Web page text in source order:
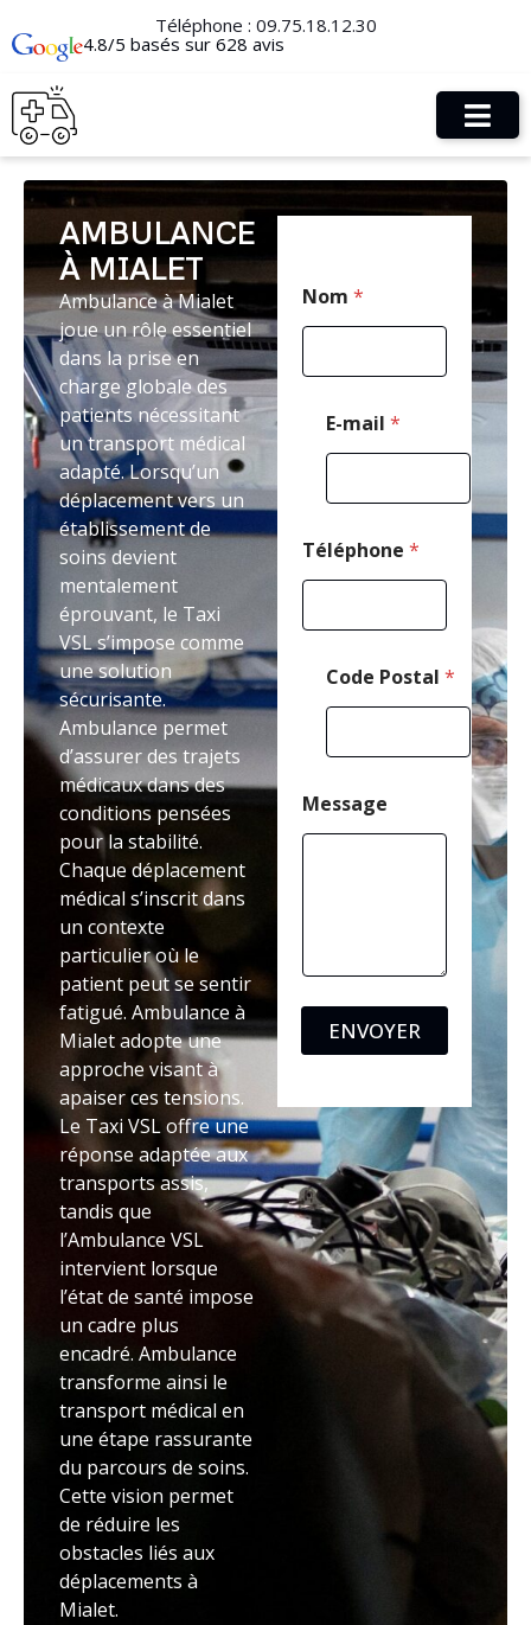
Téléphone : 09.75.18.12.30
4.8/5 basés sur 628 avis
AMBULANCE
À MIALET
Ambulance à Mialet
joue un rôle essentiel
dans la prise en
charge globale des
patients nécessitant
un transport médical
adapté. Lorsqu’un
déplacement vers un
établissement de
soins devient
mentalement
éprouvant, le Taxi
VSL s’impose comme
une solution
sécurisante.
Ambulance permet
d’assurer des trajets
médicaux dans des
conditions pensées
pour la stabilité.
Chaque déplacement
médical s’inscrit dans
un contexte
particulier où le
patient peut se sentir
fatigué. Ambulance à
Mialet adopte une
approche visant à
apaiser ces tensions.
Le Taxi VSL offre une
réponse adaptée aux
transports assis,
tandis que
l’Ambulance VSL
intervient lorsque
l’état de santé impose
un cadre plus
encadré. Ambulance
transforme ainsi le
transport médical en
une étape rassurante
du parcours de soins.
Cette vision permet
de réduire les
obstacles liés aux
déplacements à
Mialet.
Nom *
E-mail *
Téléphone *
Code Postal *
E
m
a
i
T
p
o
N
o
m
Message
ENVOYER